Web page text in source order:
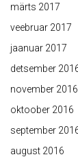
märts 2017
veebruar 2017
jaanuar 2017
detsember
november 2016
oktoober 2016
september
august 2016